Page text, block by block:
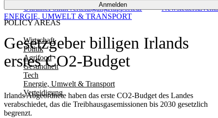
Anmelden
POLICY AREAS
Wirtschaft
Politik
Agrifood
Gesundheit
Tech
Energie, Umwelt & Transport
Verteidigung
UkrainePolitikVerteidigungRapporteur NewslettersEvents
Gesetzgeber billigen Irlands
erstes CO2-Budget
Irlands Abgeordnete haben das erste CO2-Budget des Landes
verabschiedet, das die Treibhausgasemissionen bis 2030 gesetzlich
begrenzt.
ENERGIE, UMWELT & TRANSPORT